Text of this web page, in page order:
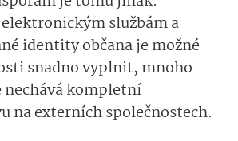
službám a
identity občana je možné
snadno vyplnit, mnoho
nechává kompletní
na externích společnostech.